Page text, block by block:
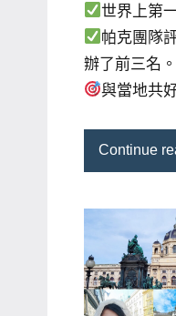
及
誌
局
合
作
世界上第
帕克團隊
辦了前三名。
與當地共
Continue